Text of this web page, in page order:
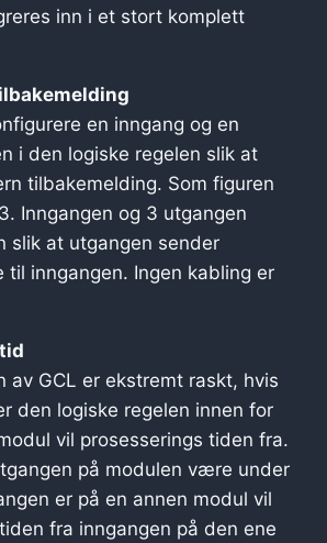
inn i et stort komplett
en inngang og en
i den logiske regelen slik at
tilbakemelding. Som figuren
Inngangen og 3 utgangen
slik at utgangen sender
til inngangen. Ingen kabling er
av GCL er ekstremt raskt, hvis
den logiske regelen innen for
vil prosesserings tiden fra.
på modulen være under
er på en annen modul vil
fra inngangen på den ene